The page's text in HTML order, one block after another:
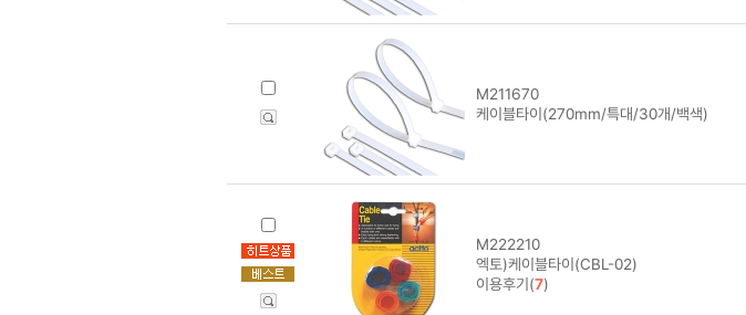
M211670
케이블타이(270mm/특대/30개/백색)
M222210
엑토)케이블타이(CBL-02)
이용후기(7)